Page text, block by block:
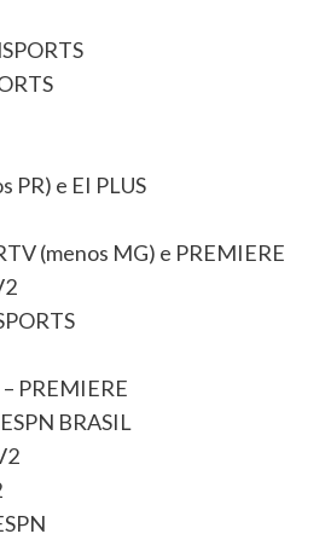
PR) e EI PLUS
(menos MG) e PREMIERE
PREMIERE
BRASIL